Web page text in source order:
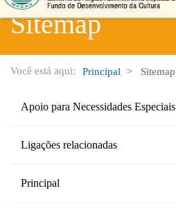
Sitemap
Você está aqui: Principal Sitemap
Apoio para Necessidades Especiais
Ligações relacionadas
Principal